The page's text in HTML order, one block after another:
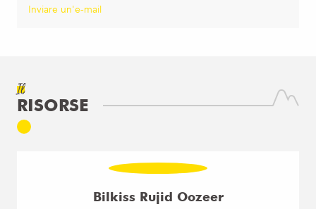
Inviare un'e-mail
Il
RISORSE
Bilkiss Rujid Oozeer